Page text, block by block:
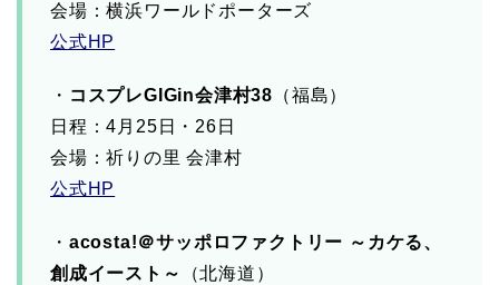
会場：横浜ワールドポーターズ
公式HP
・ コスプレGIGin会津村38 （福島）
日程：4月25日・26日
会場：祈りの里 会津村
公式HP
・ acosta!＠サッポロファクトリー ～カケる、
創成イースト～
（北海道）